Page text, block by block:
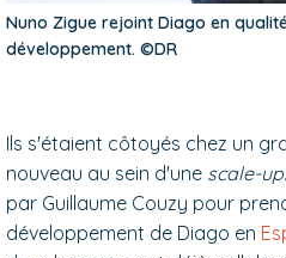
Nuno Zigue rejoint Diago en
développement. ©DR
Ils s'étaient côtoyés chez un
nouveau au sein d'une scale-up
par Guillaume Couzy pour
développement de Diago en